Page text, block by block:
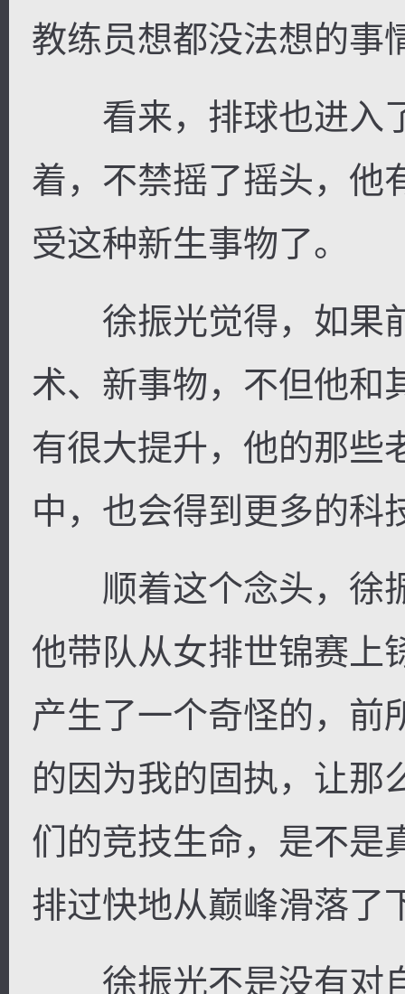
教练员想都没法想的事
看来，排球也进入
着，不禁摇了摇头，他
受这种新生事物了。
徐振光觉得，如果
术、新事物，不但他和
有很大提升，他的那些
中，也会得到更多的
顺着这个念头，徐
他带队从女排世锦赛上
产生了一个奇怪的，前
的因为我的固执，让那
们的竞技生命，是不是
排过快地从巅峰滑落了
徐振光不是没有对